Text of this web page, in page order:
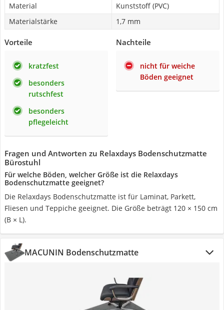
Material
Kunststoff (PVC)
Materialstärke
1,7 mm
Vorteile
kratzfest
besonders
rutschfest
besonders
pflegeleicht
Nachteile
nicht für weiche
Böden geeignet
Fragen und Antworten zu Relaxdays Bodenschutzmatte
Bürostuhl
Für welche Böden, welcher Größe ist die Relaxdays
Bodenschutzmatte geeignet?
Die Relaxdays Bodenschutzmatte ist für Laminat, Parkett,
Fliesen und Teppiche geeignet. Die Größe beträgt 120 × 150 cm
(B × L).
MACUNIN Bodenschutzmatte